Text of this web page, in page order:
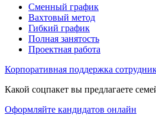
Сменный график
Вахтовый метод
Гибкий график
Полная занятость
Проектная работа
Корпоративная поддержка
Какой соцпакет вы предлагаете
Оформляйте кандидатов онлайн